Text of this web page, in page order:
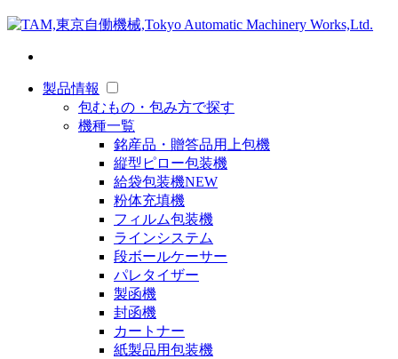
製品情報
包むもの・包み方で探す
機種一覧
銘産品・贈答品用上包機
縦型ピロー包装機
給袋包装機NEW
粉体充填機
フィルム包装機
ラインシステム
段ボールケーサー
パレタイザー
製函機
封函機
カートナー
紙製品用包装機